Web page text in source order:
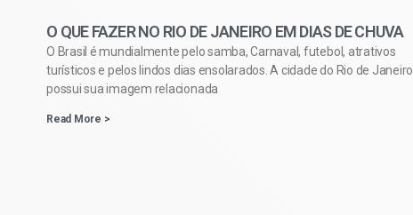
O QUE FAZER NO RIO DE JANEIRO EM DIAS DE CHUVA
O Brasil é mundialmente pelo samba, Carnaval, futebol, atrativos
turísticos e pelos lindos dias ensolarados. A cidade do Rio de Janeiro
possui sua imagem relacionada
Read More >